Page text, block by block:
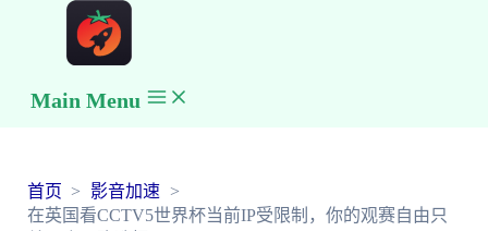
Main Menu
首页
影音加速
在英国看CCTV5世界杯当前IP受限制，你的观赛自由只